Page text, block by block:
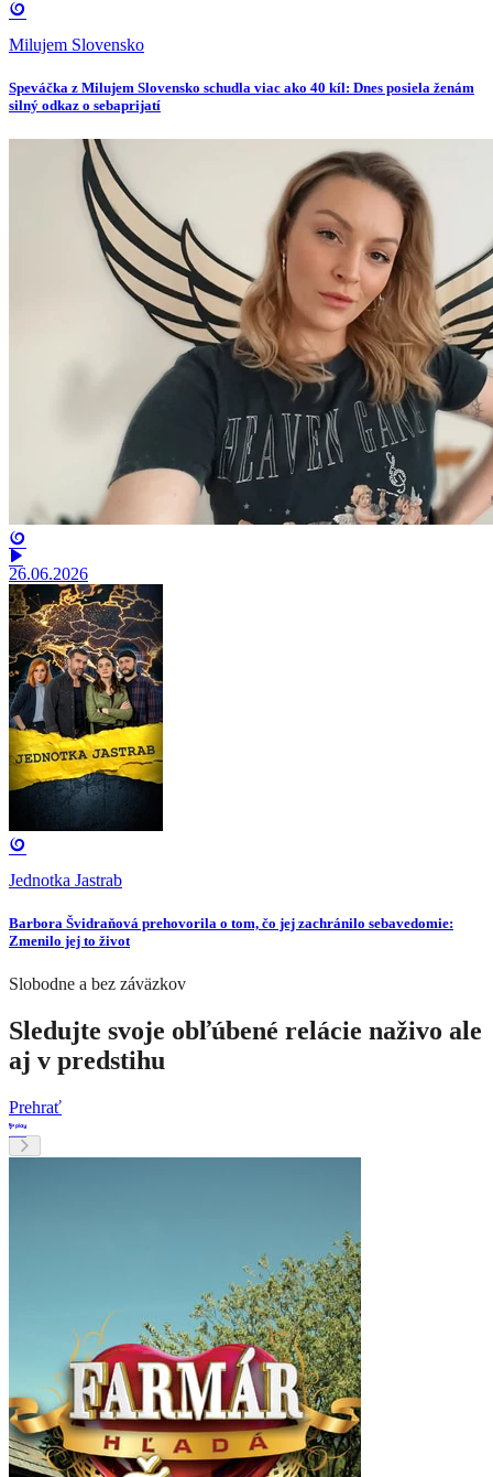
Milujem Slovensko
Speváčka z Milujem Slovensko schudla viac ako 40 kíl: Dnes posiela ženám
silný odkaz o sebaprijatí
26.06.2026
Jednotka Jastrab
Barbora Švidraňová prehovorila o tom, čo jej zachránilo sebavedomie:
Zmenilo jej to život
Slobodne a bez záväzkov
Sledujte svoje obľúbené relácie naživo ale
aj v predstihu
Prehrať